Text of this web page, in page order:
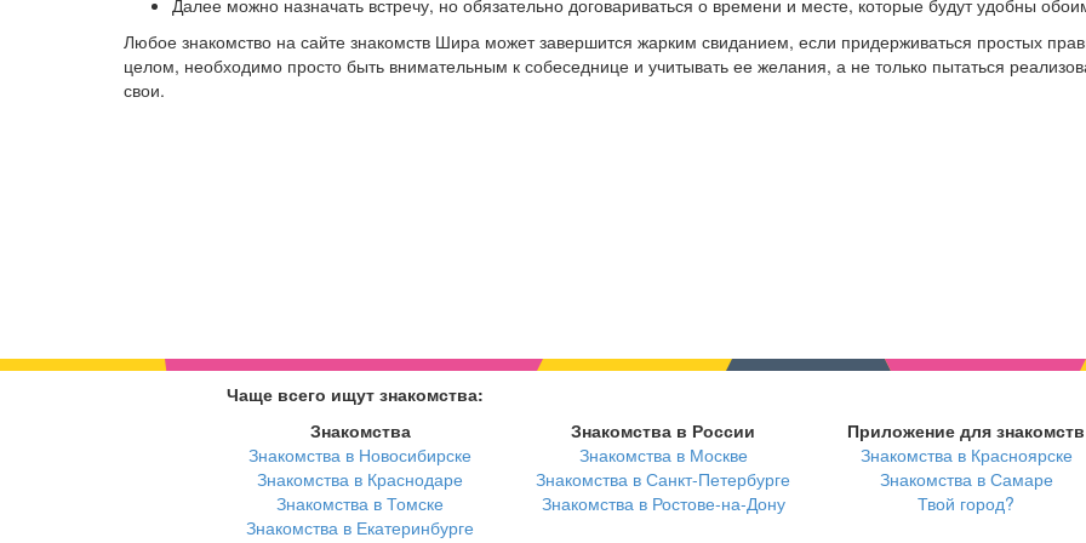
Далее можно назначать встречу, но обязательно договариваться о времени и месте, которые будут удобны
Любое знакомство на сайте знакомств Шира может завершится жарким свиданием, если придерживаться простых
целом, необходимо просто быть внимательным к собеседнице и учитывать ее желания, а не только пытаться
свои.
Чаще всего ищут знакомства:
Знакомства
Знакомства в Новосибирске
Знакомства в Краснодаре
Знакомства в Томске
Знакомства в Екатеринбурге
Знакомства в России
Знакомства в Москве
Знакомства в Санкт-Петербурге
Знакомства в Ростове-на-Дону
Приложение для знакомств
Знакомства в Красноярске
Знакомства в Самаре
Твой город?